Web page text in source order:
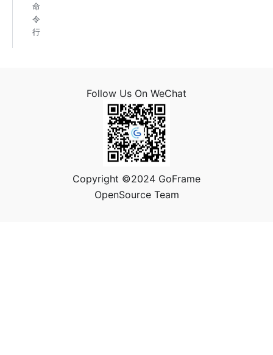
命
令
行
Follow Us On WeChat
Copyright ©2024 GoFrame
OpenSource Team